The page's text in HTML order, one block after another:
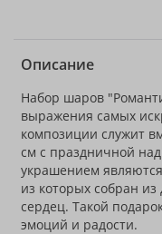
Описание
Набор шаров
выражения самых
композиции служит
см с праздничной
украшением
из которых собран
сердец. Такой
эмоций и радости.